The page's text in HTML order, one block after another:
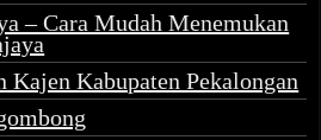
– Cara Mudah Menemukan
Kajen Kabupaten Pekalongan